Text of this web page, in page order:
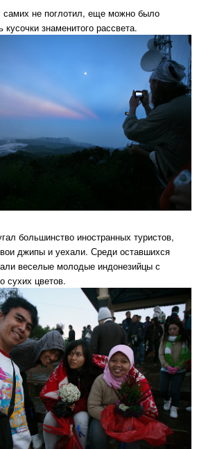
самих не поглотил, еще можно было
кусочки знаменитого рассвета.
большинство иностранных туристов,
джипы и уехали. Среди оставшихся
веселые молодые индонезийцы с
сухих цветов.